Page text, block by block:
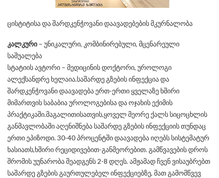
ცისტიტისა და შარდკენჭოვანი დაავადებების მკურნალობა
კალკური – უნიკალური, კომბინირებული, მცენარეული
საშუალება
სტატიის ავტორი – მედიცინის დოქტორი, უროლოგი
ალექსანდრე ხელაია.საშარდე გზების ინფექცია და
შარდკენჭოვანი დაავადება ერთ-ერთი ყველაზე ხშირი
მიმართვის საბაბია უროლოგებისა და ოჯახის ექიმის
პრაქტიკაში.მაგალითისათვის,ყოველ მეორე ქალს სიცოცხლის
განმავლობაში აღენიშნება საშარდე გზების ინფექციის თუნდაც
ერთი ეპიზოდი. 30-40 პროცენტში დაავადება იღებს სისტემატურ
ხასიათს,ხშირი რეციდივებით-განმეორებით. გამწვავების დროს
შრომის უუნარობა შეადგენს 2-8 დღეს. ამჟამად ჩვენ ვისაუბრებთ
საშარდე გზების გაურთულებელ ინფექციებზე, მათ გამომწვევ